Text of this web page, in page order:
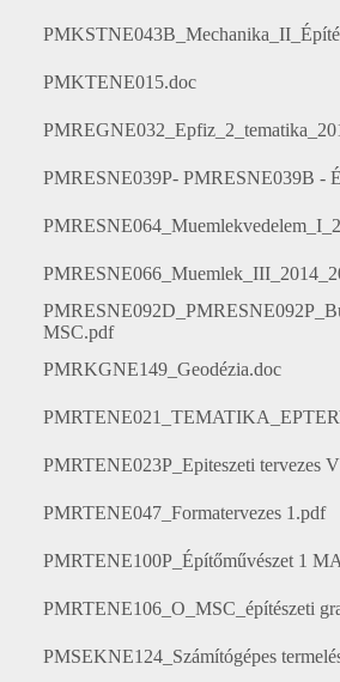
PMKTENE015.doc
PMRESNE039P- PMRESNE039B -
MSC.pdf
PMRKGNE149_Geodézia.doc
PMRTENE023P_Epiteszeti tervezes
PMRTENE047_Formatervezes 1.pdf
PMRTENE100P_Építőművészet 1
PMRTENE106_O_MSC_építészeti
PMSEKNE124_Számítógépes